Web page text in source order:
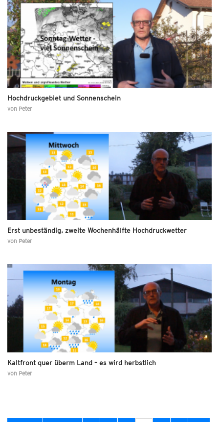
Hochdruckgebiet und Sonnenschein
von Peter
Erst unbeständig, zweite Wochenhälfte Hochdruckwetter
von Peter
Kaltfront quer überm Land – es wird herbstlich
von Peter